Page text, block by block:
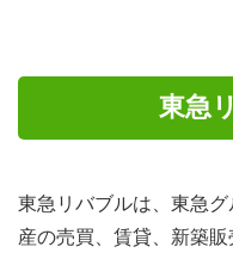
東急
東急リバブルは、東急
産の売買、賃貸、新築